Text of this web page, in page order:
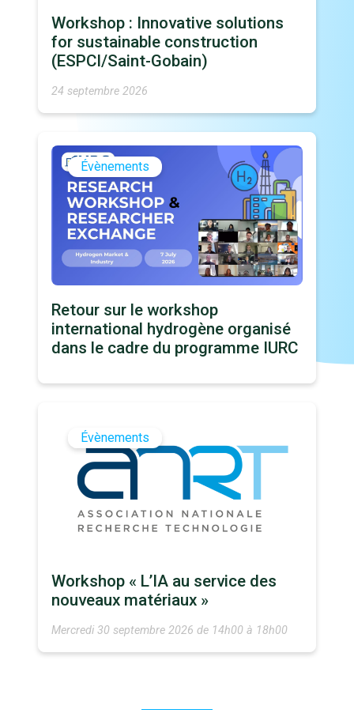
Workshop : Innovative solutions
for sustainable construction
(ESPCI/Saint-Gobain)
24 septembre 2026
Évènements
Retour sur le workshop
international hydrogène organisé
dans le cadre du programme IURC
Évènements
Workshop « L’IA au service des
nouveaux matériaux »
Mercredi 30 septembre 2026 de 14h00 à 18h00